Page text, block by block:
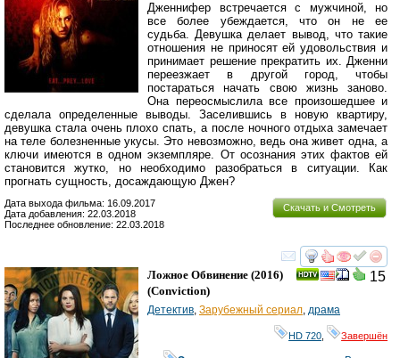
Дженнифер встречается с мужчиной, но
все более убеждается, что он не ее
судьба. Девушка делает вывод, что такие
отношения не приносят ей удовольствия и
принимает решение прекратить их. Дженни
переезжает в другой город, чтобы
постараться начать свою жизнь заново.
Она переосмыслила все произошедшее и
сделала определенные выводы. Заселившись в новую квартиру,
девушка стала очень плохо спать, а после ночного отдыха замечает
на теле болезненные укусы. Это невозможно, ведь она живет одна, а
ключи имеются в одном экземпляре. От осознания этих фактов ей
становится жутко, но необходимо разобраться в ситуации. Как
прогнать сущность, досаждающую Джен?
Скачать и Смотреть
Дата выхода фильма: 16.09.2017
Дата добавления: 22.03.2018
Последнее обновление: 22.03.2018
смотреть
15
Ложное Обвинение (2016)
(Conviction)
Детектив, Зарубежный сериал, драма
HD 720 Завершён